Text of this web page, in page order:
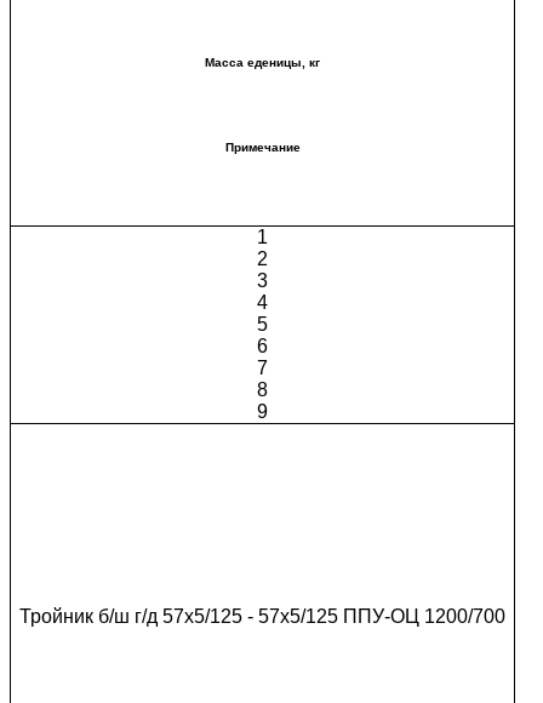
Масса еденицы, кг
Примечание
1
2
3
4
5
6
7
8
9
Тройник б/ш г/д 57х5/125 - 57х5/125 ППУ-ОЦ 1200/700